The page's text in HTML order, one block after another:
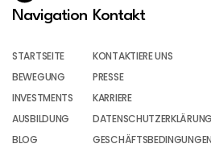
Navigation
STARTSEITE
BEWEGUNG
INVESTMENTS
AUSBILDUNG
BLOG
Kontakt
KONTAKTIERE UNS
PRESSE
KARRIERE
DATENSCHUTZERKLÄRUNG